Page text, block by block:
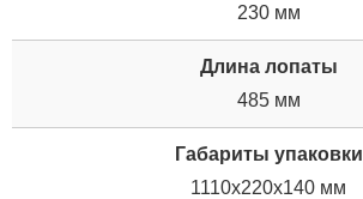
230 мм
Длина лопаты
485 мм
Габариты упаковки
1110x220x140 мм